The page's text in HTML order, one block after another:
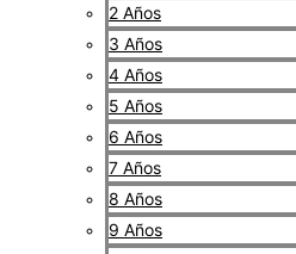
2 Años
3 Años
4 Años
5 Años
6 Años
7 Años
8 Años
9 Años